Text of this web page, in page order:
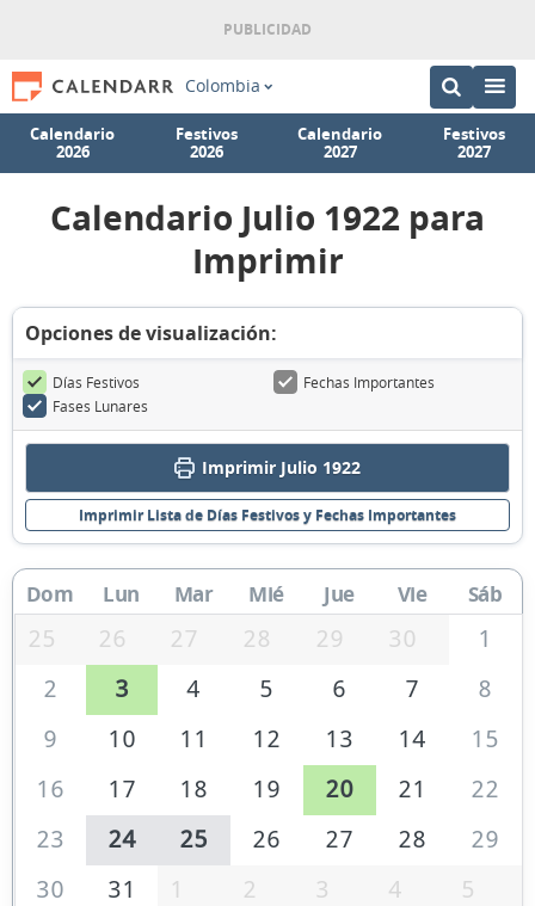
Colombia
Calendario
2026
Festivos
2026
Calendario
2027
Festivos
2027
Calendario Julio 1922 para
Imprimir
Opciones de visualización:
Días Festivos
Fechas Importantes
Fases Lunares
Imprimir Julio 1922
Imprimir Lista de Días Festivos y Fechas Importantes
Dom Lun Mar Mié Jue Vie Sáb
25 26 27 28 29 30
1
2
3 4 5 6 7
8
9
10 11 12 13 14
15
16
17 18 19 20 21
22
23
24 25 26 27 28
29
30
31 1 2 3 4 5